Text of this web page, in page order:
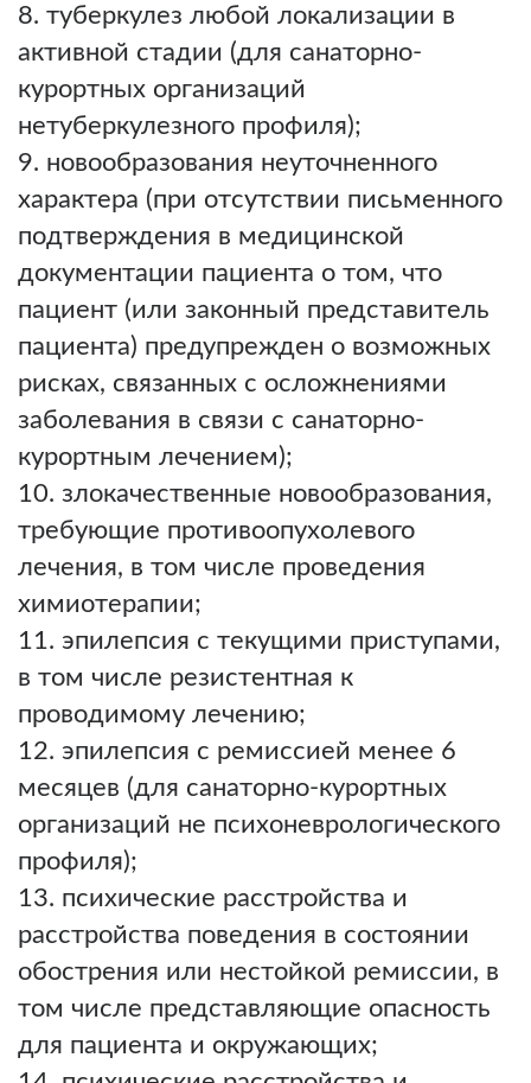
туберкулез любой локализации в
активной стадии (для санаторно-
курортных организаций
нетуберкулезного профиля);
новообразования неуточненного
характера (при отсутствии письменного
подтверждения в медицинской
документации пациента о том, что
пациент (или законный представитель
пациента) предупрежден о возможных
рисках, связанных с осложнениями
заболевания в связи с санаторно-
курортным лечением);
злокачественные новообразования,
требующие противоопухолевого
лечения, в том числе проведения
химиотерапии;
эпилепсия с текущими приступами,
в том числе резистентная к
проводимому лечению;
эпилепсия с ремиссией менее 6
месяцев (для санаторно-курортных
организаций не психоневрологического
профиля);
психические расстройства и
расстройства поведения в состоянии
обострения или нестойкой ремиссии, в
том числе представляющие опасность
для пациента и окружающих;